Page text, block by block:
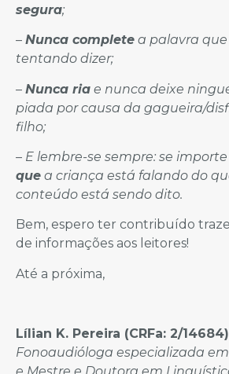
segura;
– Nunca complete a palavra
tentando dizer;
– Nunca ria e nunca deixe
piada por causa da gagueira/
filho;
– E lembre-se sempre: se
que a criança está falando do
conteúdo está sendo dito.
Bem, espero ter contribuído
de informações aos leitores!
Até a próxima,
Lílian K. Pereira (CRFa: 2/14684)
Fonoaudióloga especializada